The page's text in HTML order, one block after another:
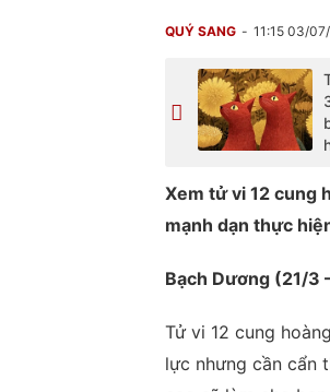
QUÝ SANG 11:15 03/
Xem tử vi 12 cung
mạnh dạn thực
Bạch Dương (21/3
Tử vi 12 cung
lực nhưng cần cẩn